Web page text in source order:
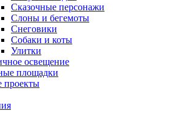
Сказочные персонажи
Слоны и бегемоты
Снеговики
Собаки и коты
Улитки
освещение
площадки
проекты